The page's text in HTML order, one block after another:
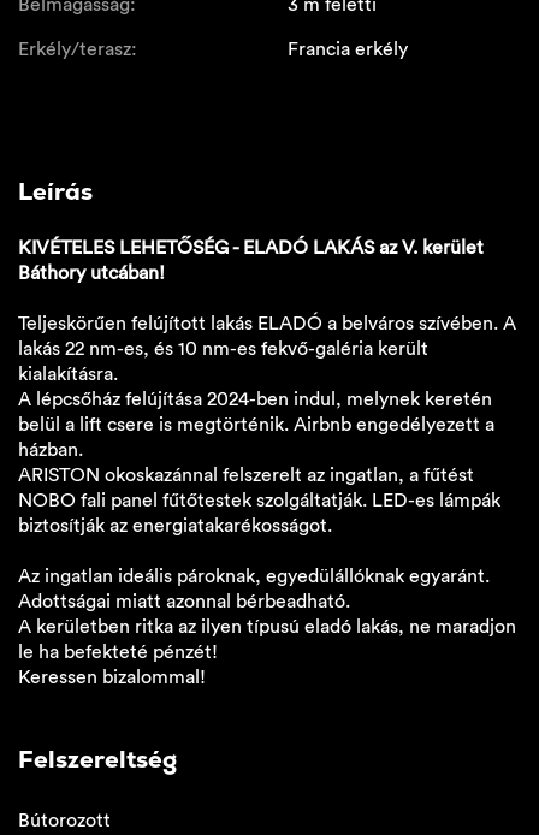
Belmagasság: 3 m feletti
Erkély/terasz: Francia erkély
Leírás
KIVÉTELES LEHETŐSÉG - ELADÓ LAKÁS az V. kerület
Báthory utcában!
Teljeskörűen felújított lakás ELADÓ a belváros szívében. A
lakás 22 nm-es, és 10 nm-es fekvő-galéria került
kialakításra.
A lépcsőház felújítása 2024-ben indul, melynek keretén
belül a lift csere is megtörténik. Airbnb engedélyezett a
házban.
ARISTON okoskazánnal felszerelt az ingatlan, a fűtést
NOBO fali panel fűtőtestek szolgáltatják. LED-es lámpák
biztosítják az energiatakarékosságot.
Az ingatlan ideális pároknak, egyedülállóknak egyaránt.
Adottságai miatt azonnal bérbeadható.
A kerületben ritka az ilyen típusú eladó lakás, ne maradjon
le ha befekteté pénzét!
Keressen bizalommal!
Felszereltség
Bútorozott